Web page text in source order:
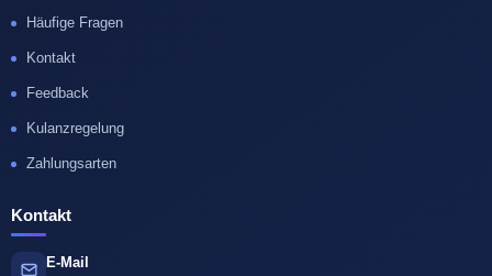
Häufige Fragen
Kontakt
Feedback
Kulanzregelung
Zahlungsarten
Kontakt
E-Mail